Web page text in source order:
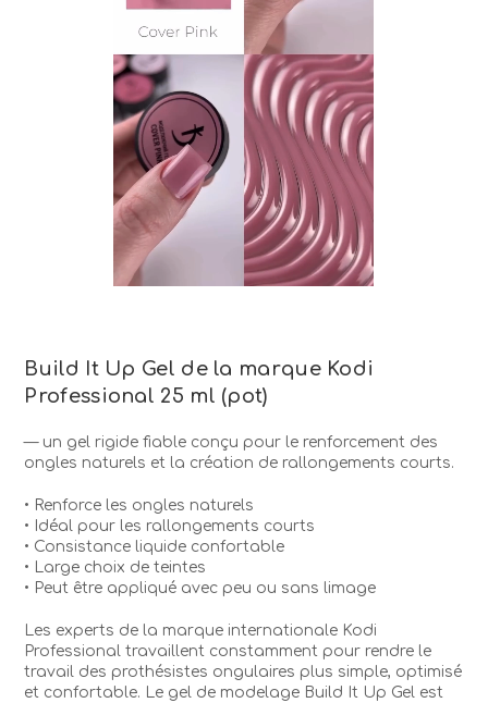
Build It Up Gel de la marque Kodi
Professional 25 ml (pot)
— un gel rigide fiable conçu pour le renforcement des
ongles naturels et la création de rallongements courts.
• Renforce les ongles naturels
• Idéal pour les rallongements courts
• Consistance liquide confortable
• Large choix de teintes
• Peut être appliqué avec peu ou sans limage
Les experts de la marque internationale Kodi
Professional travaillent constamment pour rendre le
travail des prothésistes ongulaires plus simple, optimisé
et confortable. Le gel de modelage Build It Up Gel est